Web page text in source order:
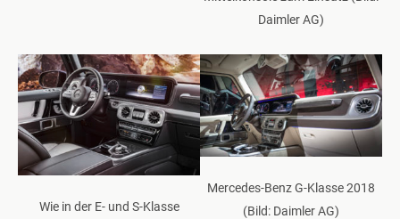
Daimler AG)
Wie in der E- und S-Klasse
Mercedes-Benz G-Klasse 2018
(Bild: Daimler AG)